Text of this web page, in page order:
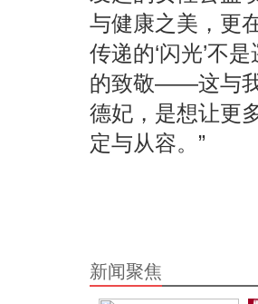
与健康之美，更
传递的‘闪光’不
的致敬——这与
德妃，是想让更
定与从容。”
新闻聚焦